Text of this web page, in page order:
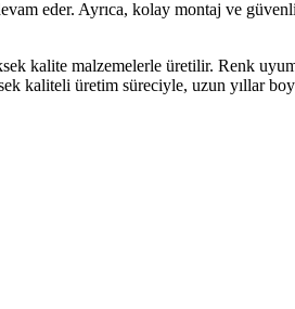
eder. Ayrıca, kolay montaj ve
kalite malzemelerle üretilir. Renk
kaliteli üretim süreciyle, uzun yıllar